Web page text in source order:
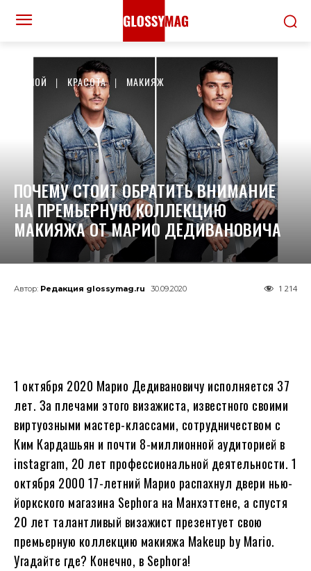
ДОМОЙ КРАСОТА МАКИЯЖ
ПОЧЕМУ СТОИТ ОБРАТИТЬ ВНИМАНИЕ
НА ПРЕМЬЕРНУЮ КОЛЛЕКЦИЮ
МАКИЯЖА ОТ МАРИО ДЕДИВАНОВИЧА
Автор: Редакция glossymag.ru 30.09.2020 1 214
1 октября 2020 Марио Дедивановичу исполняется 37
лет. За плечами этого визажиста, известного своими
виртуозными мастер-классами, сотрудничеством с
Ким Кардашьян и почти 8-миллионной аудиторией в
instagram, 20 лет профессиональной деятельности. 1
октября 2000 17-летний Марио распахнул двери нью-
йоркского магазина Sephora на Манхэттене, а спустя
20 лет талантливый визажист презентует свою
премьерную коллекцию макияжа Makeup by Mario.
Угадайте где? Конечно, в Sephora!